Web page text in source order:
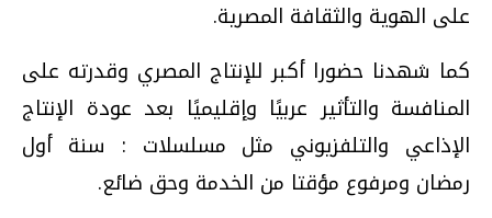
على الهوية والثقافة المصرية.
كما شهدنا حضورا أكبر للإنتاج المصري وقدرته على
المنافسة والتأثير عربيًا وإقليميًا بعد عودة الإنتاج
الإذاعي والتلفزيوني مثل مسلسلات : سنة أول
رمضان ومرفوع مؤقتا من الخدمة وحق ضائع.